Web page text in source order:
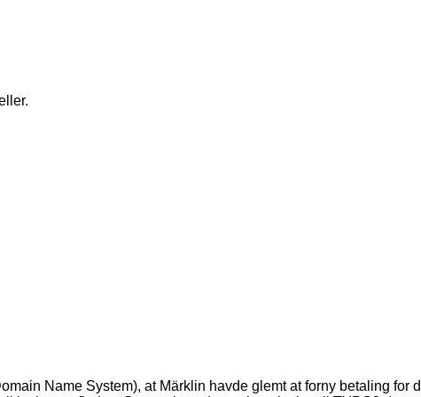
Name System), at Märklin havde glemt at forny betaling for